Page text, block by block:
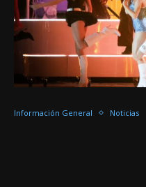
Información General Noticias